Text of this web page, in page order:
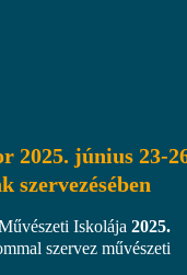
2025. június 23-
szervezésében
Iskolája 2025.
szervez művészeti